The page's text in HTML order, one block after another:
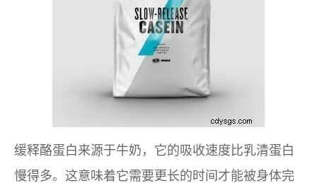
缓释酪蛋白来源于牛奶，它的吸收速度比乳清蛋白
慢得多。这意味着它需要更长的时间才能被身体完